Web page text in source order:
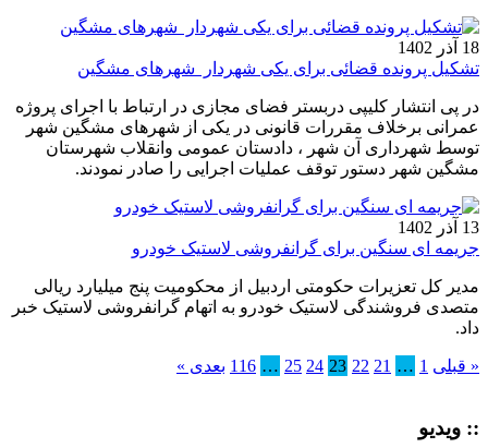
18 آذر 1402
تشکیل پرونده قضائی برای یکی شهردار شهرهای مشگین
در پی انتشار کلیپی دربستر فضای مجازی در ارتباط با اجرای پروژه
عمرانی برخلاف مقررات قانونی در یکی از شهرهای مشگین شهر
توسط شهرداری آن شهر ، دادستان عمومی وانقلاب شهرستان
مشگین شهر دستور توقف عملیات اجرایی را صادر نمودند.
13 آذر 1402
جریمه ای سنگین برای گرانفروشی لاستیک خودرو
مدیر کل تعزیرات حکومتی اردبیل از محکومیت پنج میلیارد ریالی
متصدی فروشندگی لاستیک خودرو به اتهام گرانفروشی لاستیک خبر
داد.
« قبلی 1
…
21
22
23
24
25
…
116 بعدی »
:: ویدیو